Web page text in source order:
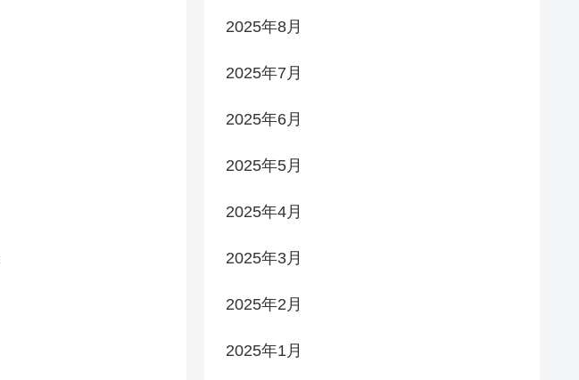
2025年8月
2025年7月
2025年6月
2025年5月
2025年4月
2025年3月
2025年2月
2025年1月